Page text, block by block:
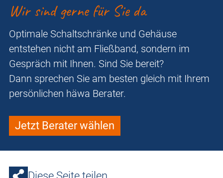
Wir sind gerne für Sie da
Optimale Schaltschränke und Gehäuse
entstehen nicht am Fließband, sondern im
Gespräch mit Ihnen. Sind Sie bereit?
Dann sprechen Sie am besten gleich mit Ihrem
persönlichen häwa Berater.
Jetzt Berater wählen